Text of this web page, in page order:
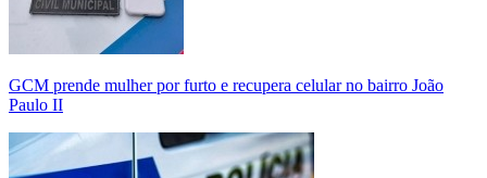
GCM prende mulher por furto e recupera celular no bairro João
Paulo II